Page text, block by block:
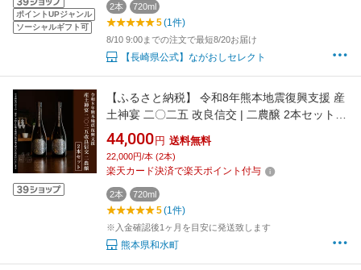
ポイントUPジャンル
ソーシャルギフト可
2本 720ml
5(1件)
8/10 9:00までの注文で最短8/20お届け
【長崎県公式】ながおしセレクト
【ふるさと納税】 令和8年熊本地震復興支援 産
土神宴 二〇二五 改良信交 | 二農醸 2本セット |
熊本県 和水町 くまもと なごみまち なごみ 産土
米 お酒 酒 地酒 花の香酒造
44,000 円 送料無料
22,000円/本 (2本)
楽天カード決済で楽天ポイント付与
2本 720ml
5(1件)
※入金確認後1ヶ月を目安に発送致します
熊本県和水町